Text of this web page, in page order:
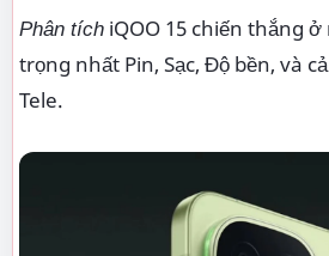
Phân tích iQOO 15 chiến thắng
trọng nhất Pin, Sạc, Độ bền, và
Tele.